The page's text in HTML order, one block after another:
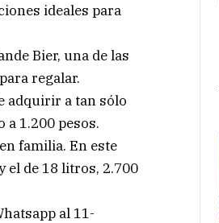
ideales para
Bier, una de las
regalar.
adquirir a tan sólo
a 1.200 pesos.
familia. En este
el de 18 litros, 2.700
al 11-